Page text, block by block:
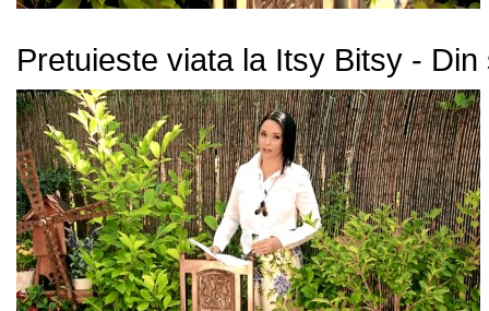
Pretuieste viata la Itsy Bitsy - Din